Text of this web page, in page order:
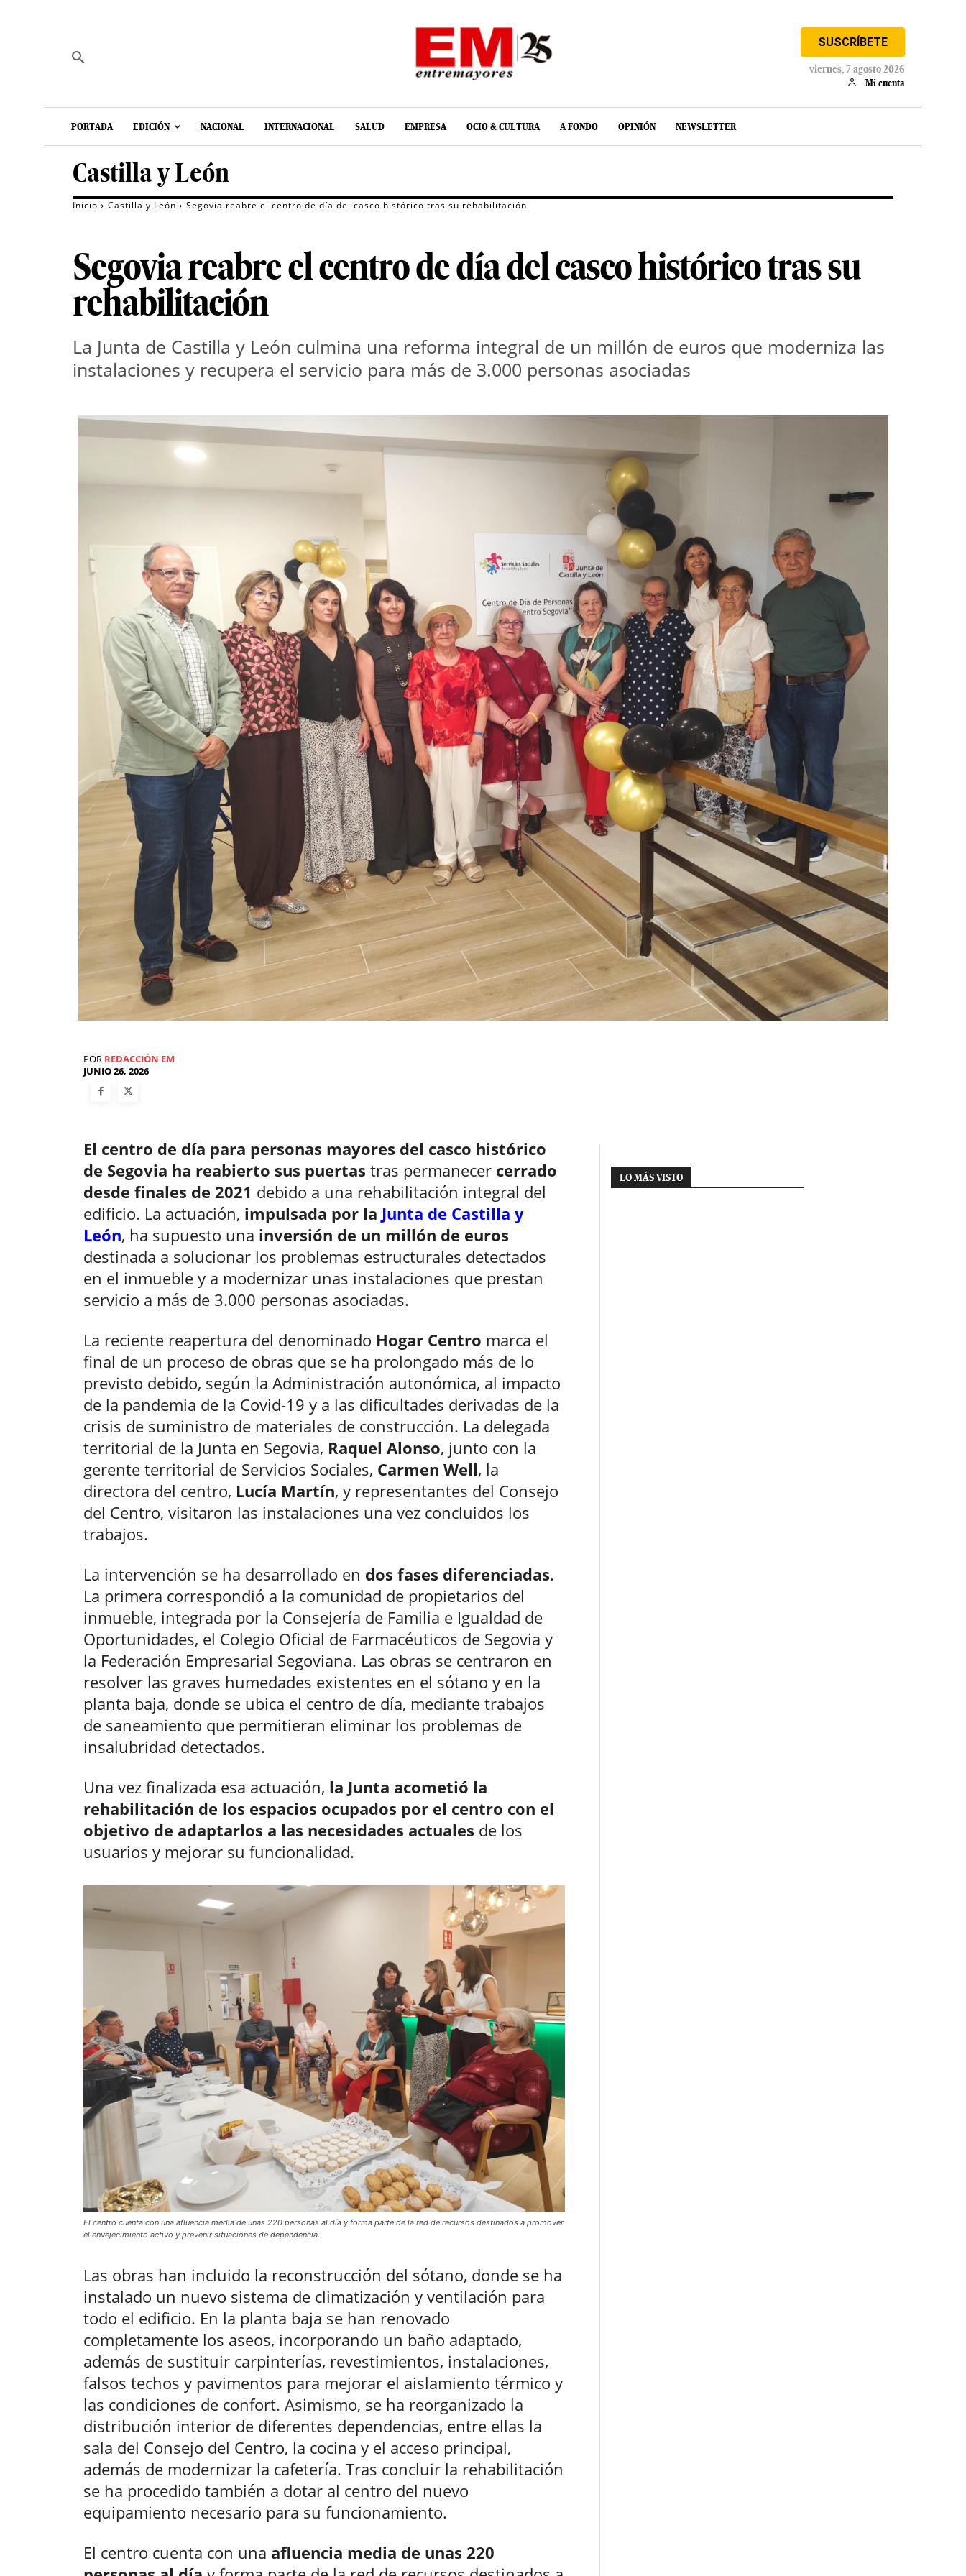
SUSCRÍBETE
viernes, 7 agosto 2026
Mi cuenta
PORTADA EDICIÓN NACIONAL INTERNACIONAL SALUD EMPRESA OCIO & CULTURA A FONDO OPINIÓN NEWSLETTER
Castilla y León
Inicio Castilla y León Segovia reabre el centro de día del casco histórico tras su rehabilitación
Segovia reabre el centro de día del casco histórico tras su
rehabilitación
La Junta de Castilla y León culmina una reforma integral de un millón de euros que moderniza las
instalaciones y recupera el servicio para más de 3.000 personas asociadas
POR REDACCIÓN EM
JUNIO 26, 2026
El centro de día para personas mayores del casco histórico
de Segovia ha reabierto sus puertas tras permanecer cerrado
desde finales de 2021 debido a una rehabilitación integral del
edificio. La actuación, impulsada por la Junta de Castilla y
León, ha supuesto una inversión de un millón de euros
destinada a solucionar los problemas estructurales detectados
en el inmueble y a modernizar unas instalaciones que prestan
servicio a más de 3.000 personas asociadas.
La reciente reapertura del denominado Hogar Centro marca el
final de un proceso de obras que se ha prolongado más de lo
previsto debido, según la Administración autonómica, al impacto
de la pandemia de la Covid-19 y a las dificultades derivadas de la
crisis de suministro de materiales de construcción. La delegada
territorial de la Junta en Segovia, Raquel Alonso, junto con la
gerente territorial de Servicios Sociales, Carmen Well, la
directora del centro, Lucía Martín, y representantes del Consejo
del Centro, visitaron las instalaciones una vez concluidos los
trabajos.
La intervención se ha desarrollado en dos fases diferenciadas.
La primera correspondió a la comunidad de propietarios del
inmueble, integrada por la Consejería de Familia e Igualdad de
Oportunidades, el Colegio Oficial de Farmacéuticos de Segovia y
la Federación Empresarial Segoviana. Las obras se centraron en
resolver las graves humedades existentes en el sótano y en la
planta baja, donde se ubica el centro de día, mediante trabajos
de saneamiento que permitieran eliminar los problemas de
insalubridad detectados.
Una vez finalizada esa actuación, la Junta acometió la
rehabilitación de los espacios ocupados por el centro con el
objetivo de adaptarlos a las necesidades actuales de los
usuarios y mejorar su funcionalidad.
El centro cuenta con una afluencia media de unas 220 personas al día y forma parte de la red de recursos destinados a promover
el envejecimiento activo y prevenir situaciones de dependencia.
Las obras han incluido la reconstrucción del sótano, donde se ha
instalado un nuevo sistema de climatización y ventilación para
todo el edificio. En la planta baja se han renovado
completamente los aseos, incorporando un baño adaptado,
además de sustituir carpinterías, revestimientos, instalaciones,
falsos techos y pavimentos para mejorar el aislamiento térmico y
las condiciones de confort. Asimismo, se ha reorganizado la
distribución interior de diferentes dependencias, entre ellas la
sala del Consejo del Centro, la cocina y el acceso principal,
además de modernizar la cafetería. Tras concluir la rehabilitación
se ha procedido también a dotar al centro del nuevo
equipamiento necesario para su funcionamiento.
El centro cuenta con una afluencia media de unas 220
LO MÁS VISTO